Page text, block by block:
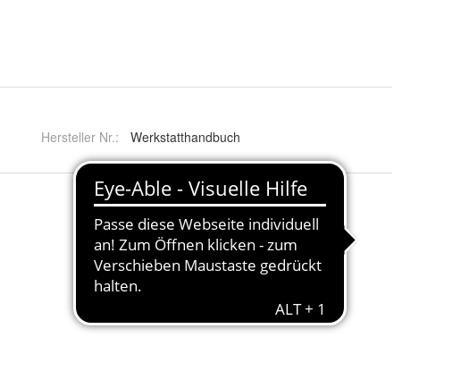
Hersteller Nr.: Werkstatthandbuch